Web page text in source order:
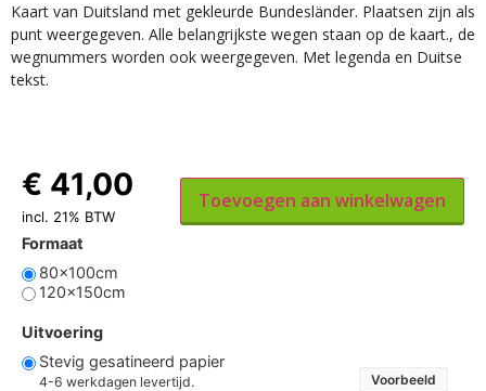
Kaart van Duitsland met gekleurde Bundesländer. Plaatsen zijn als
punt weergegeven. Alle belangrijkste wegen staan op de kaart., de
wegnummers worden ook weergegeven. Met legenda en Duitse
tekst.
Formaat
80x100cm
120x150cm
Uitvoering
Stevig gesatineerd papier
4-6 werkdagen levertijd. Voorbeeld
€ 41,00
incl. 21% BTW
Toevoegen aan winkelwagen